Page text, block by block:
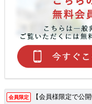
会員限定 【会員様限定で公開